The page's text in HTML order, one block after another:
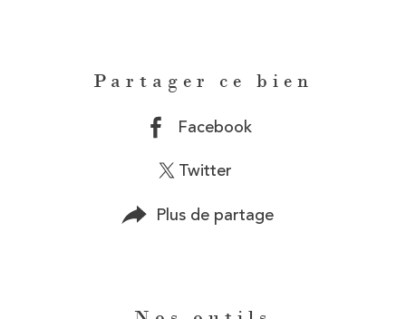
Partager ce bien
Facebook
Twitter
Plus de partage